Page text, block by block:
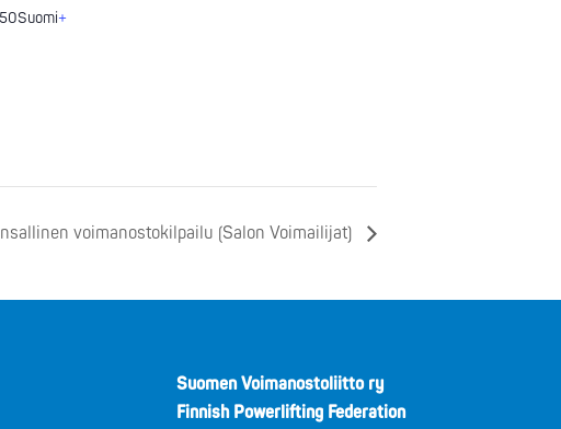
Suomi+
voimanostokilpailu (Salon Voimailijat)
Suomen Voimanostoliitto ry
Finnish Powerlifting Federation